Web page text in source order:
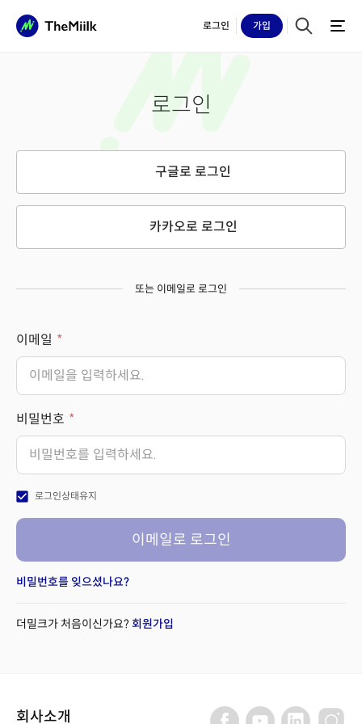
로그인 가입
로그인
구글로 로그인
카카오로 로그인
또는 이메일로 로그인
이메일
비밀번호
check_box 로그인상태유지
이메일로 로그인
비밀번호를 잊으셨나요?
더밀크가 처음이신가요? 회원가입
회사소개